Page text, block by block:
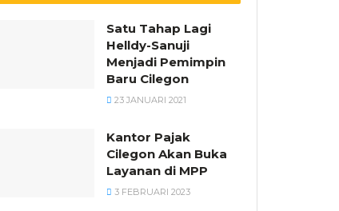
Satu Tahap Lagi
Helldy-Sanuji
Menjadi Pemimpin
Baru Cilegon
23 JANUARI 2021
Kantor Pajak
Cilegon Akan Buka
Layanan di MPP
3 FEBRUARI 2023